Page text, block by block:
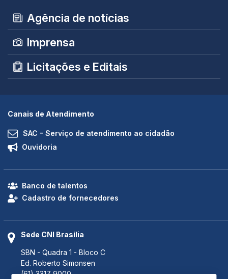
Agência de notícias
Imprensa
Licitações e Editais
Canais de Atendimento
SAC - Serviço de atendimento ao cidadão
Ouvidoria
Banco de talentos
Cadastro de fornecedores
Sede CNI Brasília
SBN - Quadra 1 - Bloco C
Ed. Roberto Simonsen
(61) 3317 9000